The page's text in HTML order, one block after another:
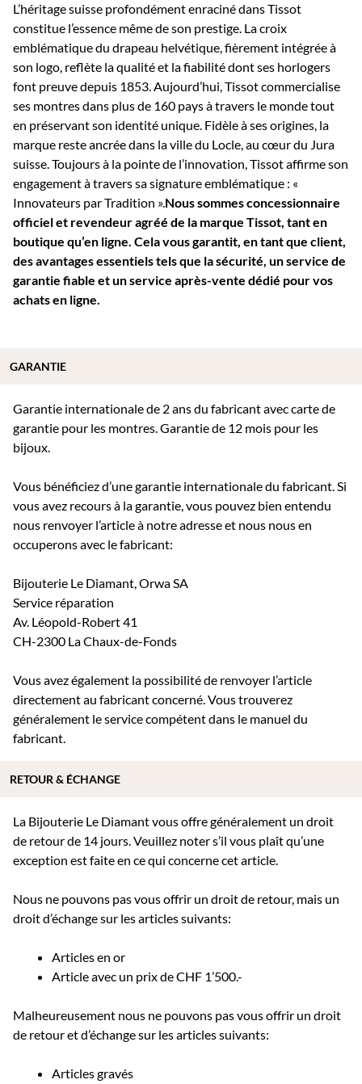
L’héritage suisse profondément enraciné dans Tissot
constitue l’essence même de son prestige. La croix
emblématique du drapeau helvétique, fièrement intégrée à
son logo, reflète la qualité et la fiabilité dont ses horlogers
font preuve depuis 1853. Aujourd’hui, Tissot commercialise
ses montres dans plus de 160 pays à travers le monde tout
en préservant son identité unique. Fidèle à ses origines, la
marque reste ancrée dans la ville du Locle, au cœur du Jura
suisse. Toujours à la pointe de l’innovation, Tissot affirme son
engagement à travers sa signature emblématique : «
Innovateurs par Tradition ».Nous sommes concessionnaire
officiel et revendeur agréé de la marque Tissot, tant en
boutique qu’en ligne. Cela vous garantit, en tant que client,
des avantages essentiels tels que la sécurité, un service de
garantie fiable et un service après-vente dédié pour vos
achats en ligne.
Garantie internationale de 2 ans du fabricant avec carte de
garantie pour les montres. Garantie de 12 mois pour les
bijoux.
Vous bénéficiez d’une garantie internationale du fabricant. Si
vous avez recours à la garantie, vous pouvez bien entendu
nous renvoyer l’article à notre adresse et nous nous en
occuperons avec le fabricant:
Bijouterie Le Diamant, Orwa SA
Service réparation
Av. Léopold-Robert 41
CH-2300 La Chaux-de-Fonds
Vous avez également la possibilité de renvoyer l’article
directement au fabricant concerné. Vous trouverez
généralement le service compétent dans le manuel du
fabricant.
La Bijouterie Le Diamant vous offre généralement un droit
de retour de 14 jours. Veuillez noter s’il vous plaît qu’une
exception est faite en ce qui concerne cet article.
Nous ne pouvons pas vous offrir un droit de retour, mais un
droit d’échange sur les articles suivants:
Articles en or
Article avec un prix de CHF 1’500.-
Malheureusement nous ne pouvons pas vous offrir un droit
de retour et d’échange sur les articles suivants:
Articles gravés
GARANTIE
RETOUR & ÉCHANGE